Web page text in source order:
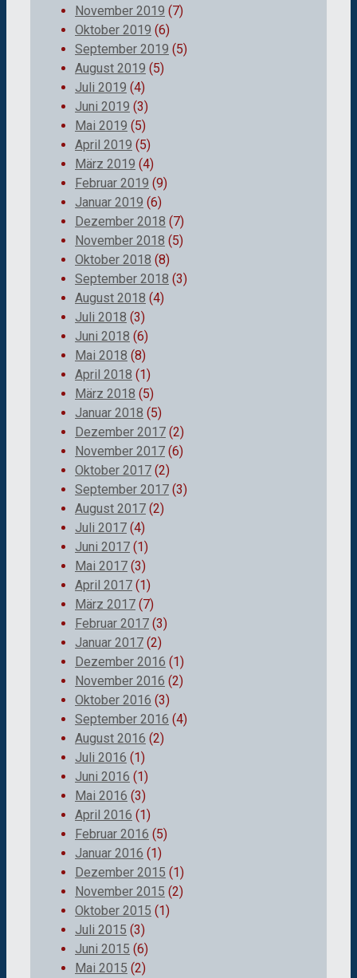
November 2019 (7)
Oktober 2019 (6)
September 2019 (5)
August 2019 (5)
Juli 2019 (4)
Juni 2019 (3)
Mai 2019 (5)
April 2019 (5)
März 2019 (4)
Februar 2019 (9)
Januar 2019 (6)
Dezember 2018 (7)
November 2018 (5)
Oktober 2018 (8)
September 2018 (3)
August 2018 (4)
Juli 2018 (3)
Juni 2018 (6)
Mai 2018 (8)
April 2018 (1)
März 2018 (5)
Januar 2018 (5)
Dezember 2017 (2)
November 2017 (6)
Oktober 2017 (2)
September 2017 (3)
August 2017 (2)
Juli 2017 (4)
Juni 2017 (1)
Mai 2017 (3)
April 2017 (1)
März 2017 (7)
Februar 2017 (3)
Januar 2017 (2)
Dezember 2016 (1)
November 2016 (2)
Oktober 2016 (3)
September 2016 (4)
August 2016 (2)
Juli 2016 (1)
Juni 2016 (1)
Mai 2016 (3)
April 2016 (1)
Februar 2016 (5)
Januar 2016 (1)
Dezember 2015 (1)
November 2015 (2)
Oktober 2015 (1)
Juli 2015 (3)
Juni 2015 (6)
Mai 2015 (2)